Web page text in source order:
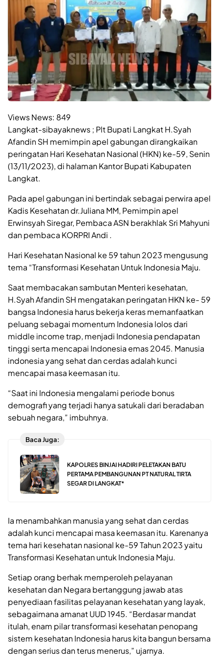
Views News: 849
Langkat-sibayaknews ; Plt Bupati Langkat H.Syah
Afandin SH memimpin apel gabungan dirangkaikan
peringatan Hari Kesehatan Nasional (HKN) ke-59, Senin
(13/11/2023), di halaman Kantor Bupati Kabupaten
Langkat.
Pada apel gabungan ini bertindak sebagai perwira apel
Kadis Kesehatan dr.Juliana MM, Pemimpin apel
Erwinsyah Siregar, Pembaca ASN berakhlak Sri Mahyuni
dan pembaca KORPRI Andi .
Hari Kesehatan Nasional ke 59 tahun 2023 mengusung
tema “Transformasi Kesehatan Untuk Indonesia Maju.
Saat membacakan sambutan Menteri kesehatan,
H.Syah Afandin SH mengatakan peringatan HKN ke- 59
bangsa Indonesia harus bekerja keras memanfaatkan
peluang sebagai momentum Indonesia lolos dari
middle income trap, menjadi Indonesia pendapatan
tinggi serta mencapai Indonesia emas 2045. Manusia
indonesia yang sehat dan cerdas adalah kunci
mencapai masa keemasan itu.
“Saat ini Indonesia mengalami periode bonus
demografi yang terjadi hanya satukali dari beradaban
sebuah negara,” imbuhnya.
Baca Juga:
KAPOLRES BINJAI HADIRI PELETAKAN BATU
PERTAMA PEMBANGUNAN PT NATURAL TIRTA
SEGAR DI LANGKAT*
Ia menambahkan manusia yang sehat dan cerdas
adalah kunci mencapai masa keemasan itu. Karenanya
tema hari kesehatan nasional ke-59 Tahun 2023 yaitu
Transformasi Kesehatan untuk Indonesia Maju.
Setiap orang berhak memperoleh pelayanan
kesehatan dan Negara bertanggung jawab atas
penyediaan fasilitas pelayanan kesehatan yang layak,
sebagaimana amanat UUD 1945. “Berdasar mandat
itulah, enam pilar transformasi kesehatan penopang
sistem kesehatan Indonesia harus kita bangun bersama
dengan serius dan terus menerus,” ujarnya.